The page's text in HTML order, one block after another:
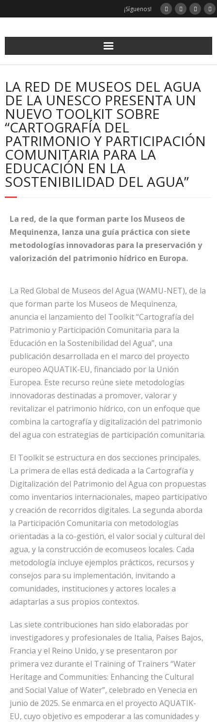
¡Síguenos!
LA RED DE MUSEOS DEL AGUA
DE LA UNESCO PRESENTA UN
NUEVO TOOLKIT SOBRE
“CARTOGRAFÍA DEL
PATRIMONIO Y PARTICIPACIÓN
COMUNITARIA PARA LA
EDUCACIÓN EN LA
SOSTENIBILIDAD DEL AGUA”
La red, de la que forman parte los Museos de
Mequinenza, lanza una guía práctica con siete
metodologías innovadoras para la preservación y
valorización del patrimonio hídrico en Europa.
La Red Global de Museos del Agua (WAMU-NET), de la
que forman parte los Museos de Mequinenza,
anuncia el lanzamiento del Toolkit “Cartografía del
Patrimonio y Participación Comunitaria para la
Educación en la Sostenibilidad del Agua”, una
publicación desarrollada en el marco del proyecto
europeo AQUATIK-EU, financiado por la Unión
Europea. Este recurso reúne siete metodologías
innovadoras destinadas a promover, valorar y
revitalizar el patrimonio hídrico, con un enfoque que
combina la cartografía y digitalización del patrimonio
del agua con estrategias de participación comunitaria.
El Toolkit se estructura en dos secciones principales.
La primera de ellas está dedicada a la Cartografía y
Digitalización del Patrimonio del Agua con propuestas
como inventarios internacionales, mapeo participativo
y creación de recorridos digitales. La segunda aborda
la Participación Comunitaria con metodologías
orientadas a la co-gestión, el valor social y cultural del
agua, y la construcción de ecomuseos locales. Cada
metodología incluye ejemplos prácticos, recursos y
consejos para su implementación, invitando a
comunidades, instituciones y actores locales a
adaptarlas a sus propios contextos.
Las siete contribuciones han sido elaboradas por
investigadores y profesionales de Italia, Países Bajos,
Francia y el Reino Unido, y se presentaron por
primera vez durante el Training of Trainers “Water
Heritage and Communities: Enhancing the Cultural
and Social Value of Water”, celebrado en Venecia en
junio de 2025. Se enmarca en el proyecto AQUATIK-
EU, cuyo objetivo es empoderar a las comunidades y